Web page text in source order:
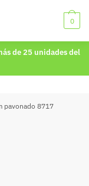
0
de 25 unidades del
pavonado 8717